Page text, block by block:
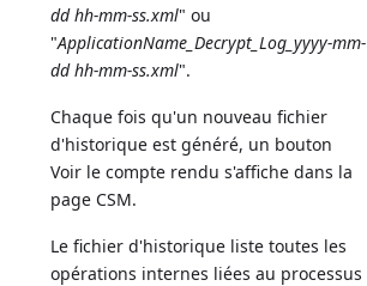
dd hh-mm-ss.xml" ou
"ApplicationName_Decrypt_Log_yyyy-mm-
dd hh-mm-ss.xml".
Chaque fois qu'un nouveau fichier
d'historique est généré, un bouton
Voir le compte rendu s'affiche dans la
page CSM.
Le fichier d'historique liste toutes les
opérations internes liées au processus